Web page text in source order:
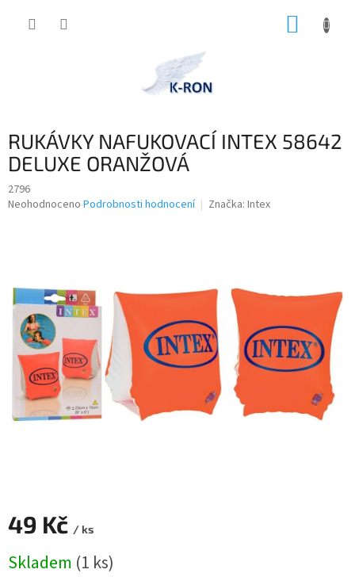
RUKÁVKY NAFUKOVACÍ INTEX 58642
DELUXE ORANŽOVÁ
2796
Průměrné
hvězdiček.
Neohodnoceno Podrobnosti hodnocení Značka: Intex
49 Kč / ks
cena:
Skladem (1 ks)